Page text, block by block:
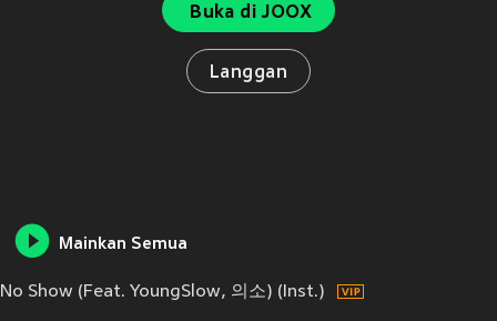
Buka di JOOX
Langgan
Mainkan Semua
No Show (Feat. YoungSlow, 의소) (Inst.)